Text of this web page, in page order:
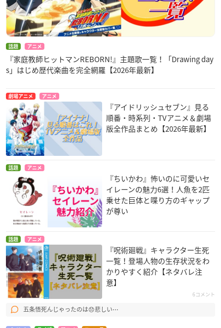
話題 アニメ
『家庭教師ヒットマンREBORN!』主題歌一覧！「Drawing day
s」はじめ歴代楽曲を完全網羅【2026年最新】
劇場アニメ アニメ
『アイドリッシュセブン』見る
順番・時系列・TVアニメ＆劇場
版全作品まとめ【2026年最新】
話題 アニメ
『ちいかわ』怖いのに可愛いセ
イレーンの魅力6選！人魚を2匹
乗せた巨体と喋り方のギャップ
が尊い
話題 アニメ
『呪術廻戦』キャラクター生死
一覧！登場人物の生存状況をわ
かりやすく紹介【ネタバレ注
意】
6コメント
五条悟死んじゃったのは😞悲しい⋯